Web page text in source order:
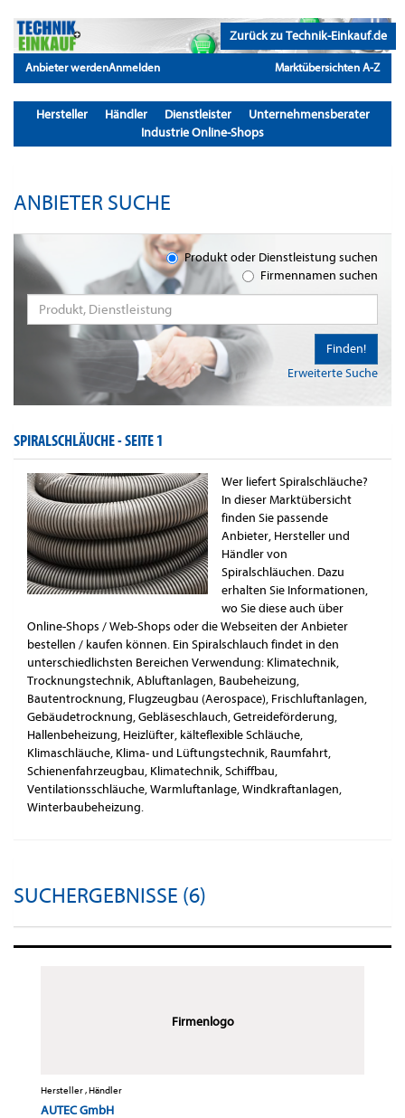
Zurück zu Technik-Einkauf.de
Anbieter werdenAnmelden Marktübersichten A-Z
Hersteller Händler Dienstleister
Unternehmensberater
Industrie Online-Shops
ANBIETER SUCHE
Produkt oder Dienstleistung suchen
Firmennamen suchen
Erweiterte Suche
Finden!
SPIRALSCHLÄUCHE -SEITE 1
Wer liefert Spiralschläuche?
In dieser Marktübersicht
finden Sie passende
Anbieter, Hersteller und
Händler von
Spiralschläuchen. Dazu
erhalten Sie Informationen,
wo Sie diese auch über
Online-Shops / Web-Shops oder die Webseiten der Anbieter
bestellen / kaufen können. Ein Spiralschlauch findet in den
unterschiedlichsten Bereichen Verwendung: Klimatechnik,
Trocknungstechnik, Abluftanlagen, Baubeheizung,
Bautentrocknung, Flugzeugbau (Aerospace), Frischluftanlagen,
Gebäudetrocknung, Gebläseschlauch, Getreideförderung,
Hallenbeheizung, Heizlüfter, kälteflexible Schläuche,
Klimaschläuche, Klima- und Lüftungstechnik, Raumfahrt,
Schienenfahrzeugbau, Klimatechnik, Schiffbau,
Ventilationsschläuche, Warmluftanlage, Windkraftanlagen,
Winterbaubeheizung.
SUCHERGEBNISSE (6)
Firmenlogo
Hersteller , Händler
AUTEC GmbH